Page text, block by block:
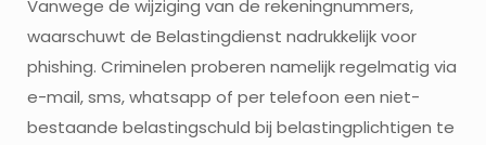
Vanwege de wijziging van de rekeningnummers,
waarschuwt de Belastingdienst nadrukkelijk voor
phishing. Criminelen proberen namelijk regelmatig via
e-mail, sms, whatsapp of per telefoon een niet-
bestaande belastingschuld bij belastingplichtigen te